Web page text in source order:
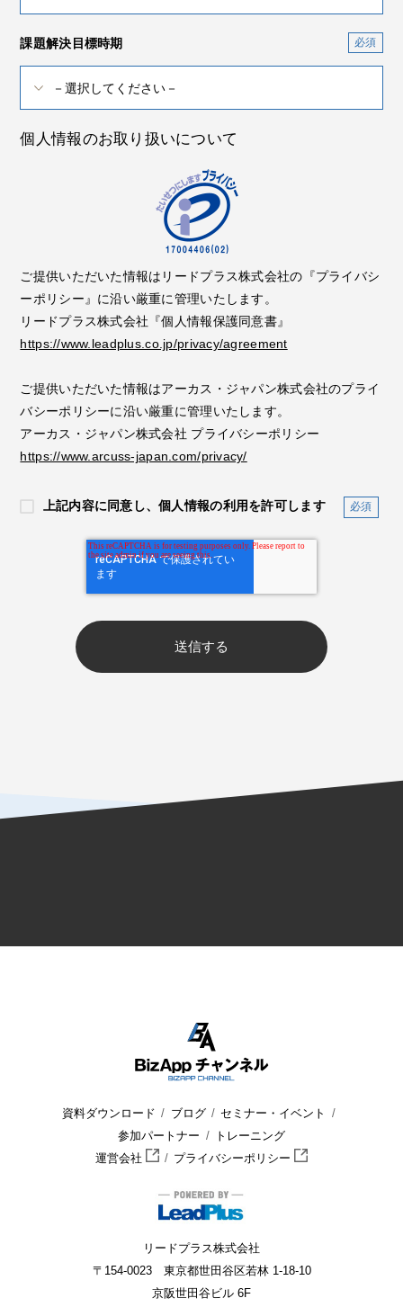
課題解決目標時期
個人情報のお取り扱いについて
ご提供いただいた情報はリードプラス株式会社の『プライバシ
ーポリシー』に沿い厳重に管理いたします。
リードプラス株式会社『個人情報保護同意書』
https://www.leadplus.co.jp/privacy/agreement
ご提供いただいた情報はアーカス・ジャパン株式会社のプライ
バシーポリシーに沿い厳重に管理いたします。
アーカス・ジャパン株式会社 プライバシーポリシー
https://www.arcuss-japan.com/privacy/
上記内容に同意し、個人情報の利用を許可します
資料ダウンロード ブログ
セミナー・イベント
参加パートナー
トレーニング
運営会社
プライバシーポリシー
リードプラス株式会社
〒154-0023 東京都世田谷区若林 1-18-10
京阪世田谷ビル 6F